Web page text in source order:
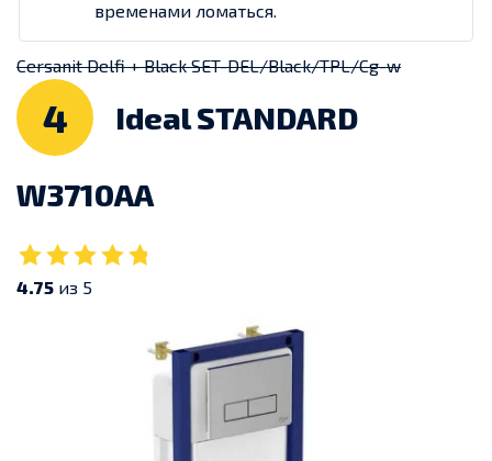
временами ломаться.
Cersanit Delfi + Black SET-DEL/Black/TPL/Cg-w
4 Ideal STANDARD
W3710AA
4.75 из 5